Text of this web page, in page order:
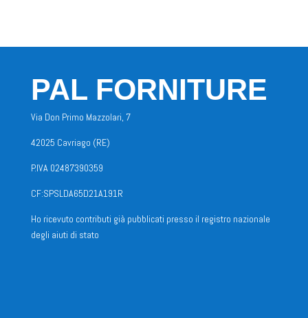
PAL FORNITURE
Via Don Primo Mazzolari, 7
42025 Cavriago (RE)
P.IVA 02487390359
CF:SPSLDA65D21A191R
Ho ricevuto contributi già pubblicati presso il registro nazionale
degli aiuti di stato